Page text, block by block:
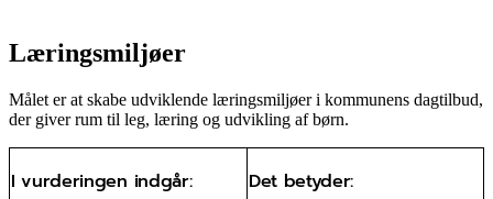
Læringsmiljøer
Målet er at skabe udviklende læringsmiljøer i kommunens dagtilbud,
der giver rum til leg, læring og udvikling af børn.
I vurderingen indgår: Det betyder: